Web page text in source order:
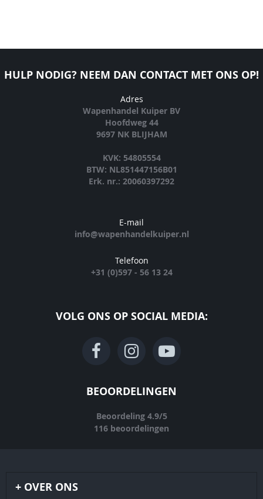
HULP NODIG? NEEM DAN CONTACT MET ONS OP!
Adres
Wapenhandel Kuiper BV
Hoofdweg 44
9697 NK BLIJHAM
KVK: 54805554
BTW: NL851447156B01
Erk. nr.: 20060397292
E-mail
info@wapenhandelkuiper.nl
Telefoon
+31 (0)597 - 56 13 24
VOLG ONS OP SOCIAL MEDIA:
BEOORDELINGEN
Beoordeling 4.9/5
116 beoordelingen
OVER ONS